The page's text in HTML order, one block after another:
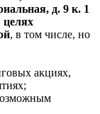
д. 9 к. 1
целях
, в том числе, но
акциях,